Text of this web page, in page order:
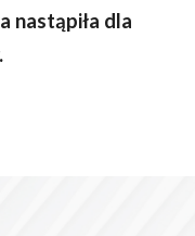
nastąpiła dla